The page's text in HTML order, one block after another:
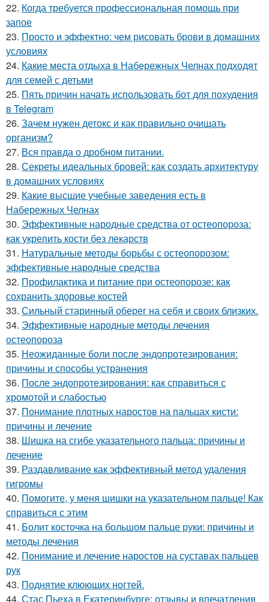
22. Когда требуется профессиональная помощь при
запое
23. Просто и эффектно: чем рисовать брови в домашних
условиях
24. Какие места отдыха в Набережных Челнах подходят
для семей с детьми
25. Пять причин начать использовать бот для похудения
в Telegram
26. Зачем нужен детокс и как правильно очищать
организм?
27. Вся правда о дробном питании.
28. Секреты идеальных бровей: как создать архитектуру
в домашних условиях
29. Какие высшие учебные заведения есть в
Набережных Челнах
30. Эффективные народные средства от остеопороза:
как укрепить кости без лекарств
31. Натуральные методы борьбы с остеопорозом:
эффективные народные средства
32. Профилактика и питание при остеопорозе: как
сохранить здоровье костей
33. Сильный старинный оберег на себя и своих близких.
34. Эффективные народные методы лечения
остеопороза
35. Неожиданные боли после эндопротезирования:
причины и способы устранения
36. После эндопротезирования: как справиться с
хромотой и слабостью
37. Понимание плотных наростов на пальцах кисти:
причины и лечение
38. Шишка на сгибе указательного пальца: причины и
лечение
39. Раздавливание как эффективный метод удаления
гигромы
40. Помогите, у меня шишки на указательном пальце! Как
справиться с этим
41. Болит косточка на большом пальце руки: причины и
методы лечения
42. Понимание и лечение наростов на суставах пальцев
рук
43. Поднятие клюющих ногтей.
44. Стас Пьеха в Екатеринбурге: отзывы и впечатления